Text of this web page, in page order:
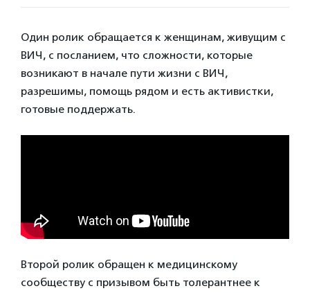
Один ролик обращается к женщинам, живущим с
ВИЧ, с посланием, что сложности, которые
возникают в начале пути жизни с ВИЧ,
разрешимы, помощь рядом и есть активистки,
готовые поддержать.
Второй ролик обращен к медицинскому
сообществу с призывом быть толерантнее к